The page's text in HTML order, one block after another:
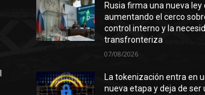
Rusia firma una nueva ley
aumentando el cerco
control interno y la
transfronteriza
07/08/2026
La tokenización entra en
nueva etapa y deja de ser